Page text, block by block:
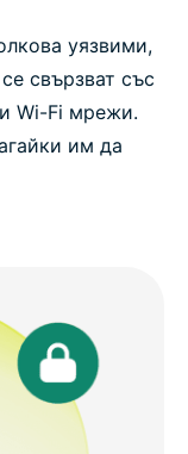
уязвими,
свързват със
Wi-Fi мрежи.
им да